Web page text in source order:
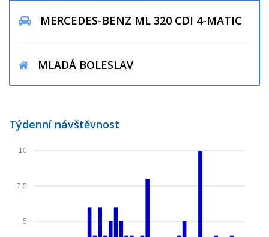
MERCEDES-BENZ ML 320 CDI 4-MATIC
MLADÁ BOLESLAV
Týdenní návštěvnost
5
7.5
10